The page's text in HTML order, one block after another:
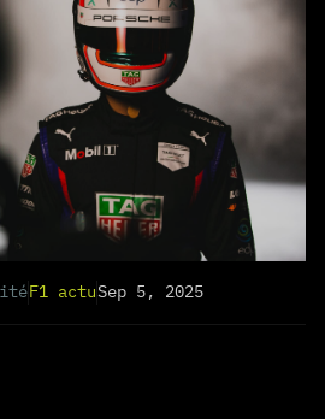
F1 actuSep 5, 2025